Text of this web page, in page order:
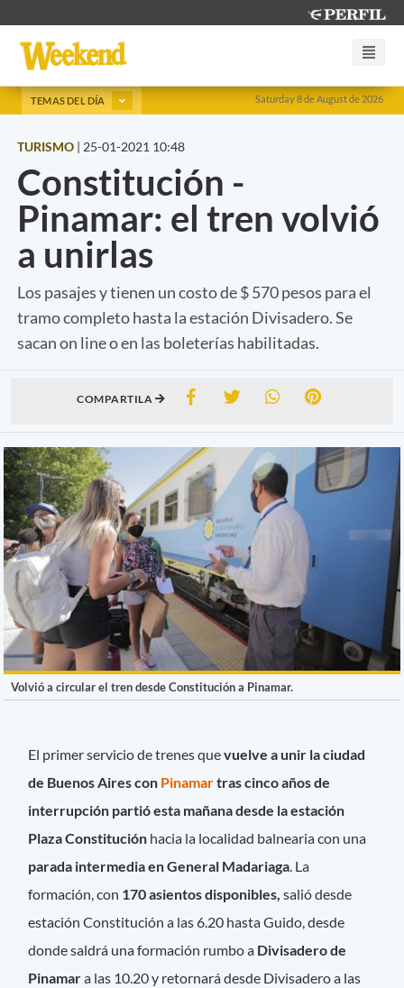
Saturday 8 de August de 2026
TEMAS DEL DÍA
TURISMO | 25-01-2021 10:48
Constitución -
Pinamar: el tren volvió
a unirlas
Los pasajes y tienen un costo de $ 570 pesos para el
tramo completo hasta la estación Divisadero. Se
sacan on line o en las boleterías habilitadas.
COMPARTILA
Volvió a circular el tren desde Constitución a Pinamar.
El primer servicio de trenes quevuelve a unir la ciudad
de Buenos Aires con Pinamartras cinco años de
interrupción partió esta mañana desde la estación
Plaza Constitución hacia la localidad balnearia con una
parada intermedia en General Madariaga . La
formación, con 170 asientos disponibles,salió desde
estación Constitución a las 6.20 hasta Guido, desde
donde saldrá una formación rumbo a Divisadero de
Pinamara las 10.20 y retornará desde Divisadero a las